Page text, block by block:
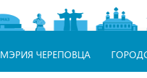
МЭРИЯ ЧЕРЕПОВЦА